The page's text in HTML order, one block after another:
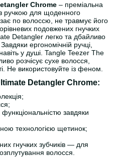
Chrome – преміальна
з ручкою для щоденного
по волоссю, не травмує його
подовжених гнучких
Detangler легко та дбайливо
ергономічній ручці,
у душі. Tangle Teezer The
розчісує сухе волосся,
Не використовуйте із феном.
Detangler Chrome:
функціональністю завдяки
технологією щетинок;
гнучких зубчиків — для
волосся.